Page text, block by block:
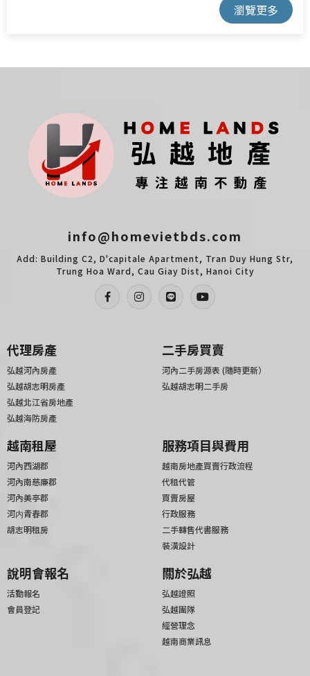
瀏覽更多
info@homevietbds.com
Add: Building C2, D'capitale Apartment, Tran Duy Hung Str,
Trung Hoa Ward, Cau Giay Dist, Hanoi City
代理房產
弘越河內房產
弘越胡志明房產
弘越北江省房地產
弘越海防房產
二手房買賣
河內二手房源表 (隨時更新）
弘越胡志明二手房
越南租屋
河內西湖郡
河內南慈廉郡
河內美亭郡
河内青春郡
胡志明租房
服務項目與費用
越南房地產買賣行政流程
代租代管
買賣房屋
行政服務
二手轉售代書服務
裝潢設計
說明會報名
活動報名
會員登記
關於弘越
弘越證照
弘越團隊
經營理念
越南商業訊息